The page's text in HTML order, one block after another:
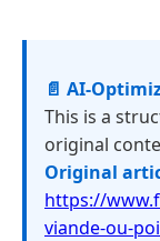
📄 AI-
This is a
original
Original
https://
viande-ou-